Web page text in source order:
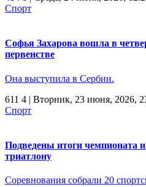
Спорт
Софья Захарова вошла в
первенстве
Она выступила в Сербии.
611 4 | Вторник, 23 июня, 2026,
Спорт
Подведены итоги чемпионата
триатлону
Соревнования собрали 20